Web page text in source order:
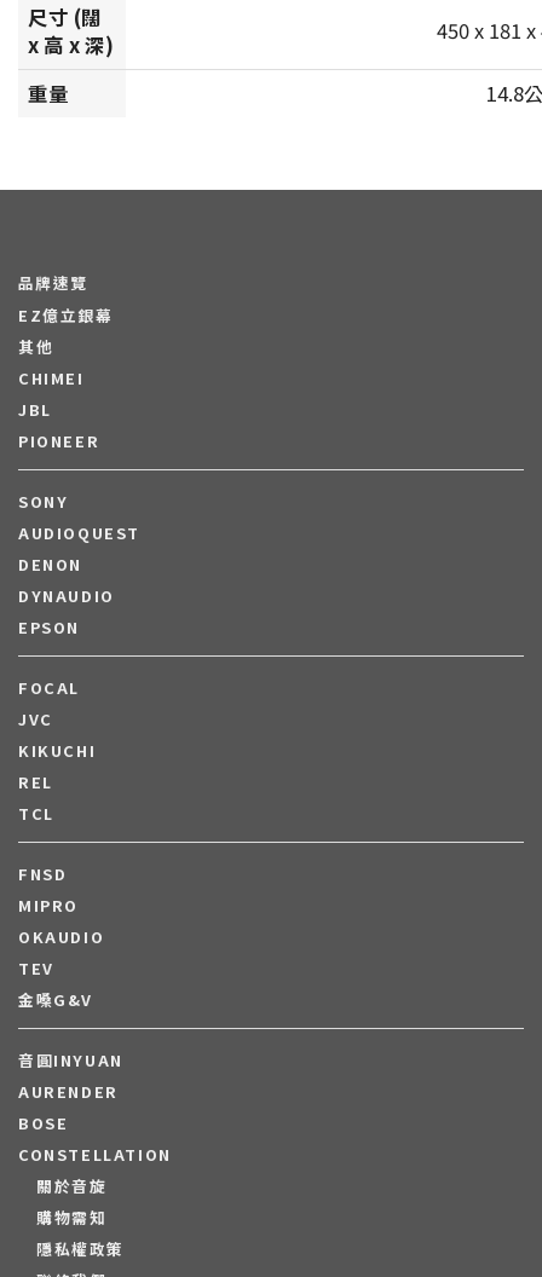
尺寸 (闊
x 高 x 深)
450 x 181
重量 14.8
品牌速覽
EZ億立銀幕
其他
CHIMEI
JBL
PIONEER
SONY
AUDIOQUEST
DENON
DYNAUDIO
EPSON
FOCAL
JVC
KIKUCHI
REL
TCL
FNSD
MIPRO
OKAUDIO
TEV
金嗓G&V
音圓INYUAN
AURENDER
BOSE
CONSTELLATION
關於音旋
購物需知
隱私權政策